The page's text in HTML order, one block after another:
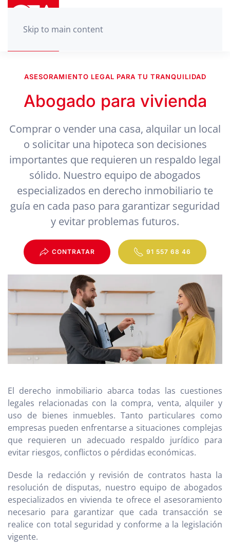
Skip to main content
ASESORAMIENTO LEGAL PARA TU TRANQUILIDAD
Abogado para vivienda
Comprar o vender una casa, alquilar un local
o solicitar una hipoteca son decisiones
importantes que requieren un respaldo legal
sólido. Nuestro equipo de abogados
especializados en derecho inmobiliario te
guía en cada paso para garantizar seguridad
y evitar problemas futuros.
CONTRATAR 91 557 68 46
El derecho inmobiliario abarca todas las cuestiones
legales relacionadas con la compra, venta, alquiler y
uso de bienes inmuebles. Tanto particulares como
empresas pueden enfrentarse a situaciones complejas
que requieren un adecuado respaldo jurídico para
evitar riesgos, conflictos o pérdidas económicas.
Desde la redacción y revisión de contratos hasta la
resolución de disputas, nuestro equipo de abogados
especializados en vivienda te ofrece el asesoramiento
necesario para garantizar que cada transacción se
realice con total seguridad y conforme a la legislación
vigente.